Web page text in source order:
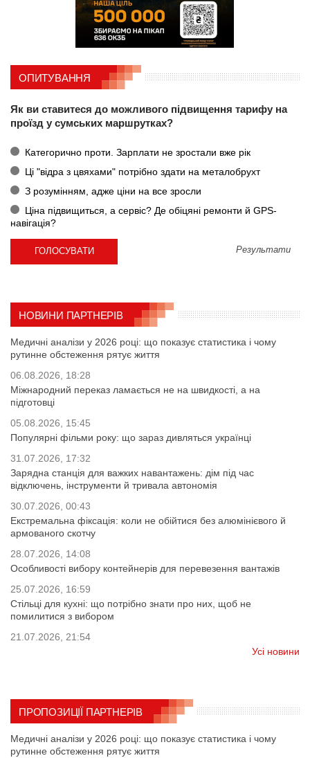
ОПИТУВАННЯ
Як ви ставитеся до можливого підвищення тарифу на
проїзд у сумських маршрутках?
Категорично проти. Зарплати не зростали вже рік
Ці "відра з цвяхами" потрібно здати на металобрухт
З розумінням, адже ціни на все зросли
Ціна підвищиться, а сервіс? Де обіцяні ремонти й GPS-
навігація?
Результати
НОВИНИ ПАРТНЕРІВ
Медичні аналізи у 2026 році: що показує статистика і чому
рутинне обстеження рятує життя
06.08.2026, 18:28
Міжнародний переказ ламається не на швидкості, а на
підготовці
05.08.2026, 15:45
Популярні фільми року: що зараз дивляться українці
31.07.2026, 17:32
Зарядна станція для важких навантажень: дім під час
відключень, інструменти й тривала автономія
30.07.2026, 00:43
Екстремальна фіксація: коли не обійтися без алюмінієвого й
армованого скотчу
28.07.2026, 14:08
Особливості вибору контейнерів для перевезення вантажів
25.07.2026, 16:59
Стільці для кухні: що потрібно знати про них, щоб не
помилитися з вибором
21.07.2026, 21:54
Усі новини
ПРОПОЗИЦІЇ ПАРТНЕРІВ
Медичні аналізи у 2026 році: що показує статистика і чому
рутинне обстеження рятує життя